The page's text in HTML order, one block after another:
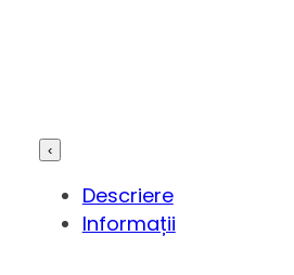
‹
Descriere
Informații